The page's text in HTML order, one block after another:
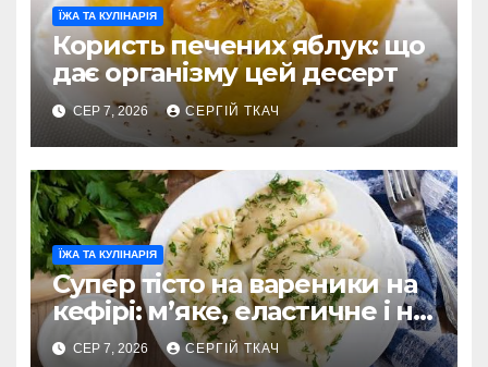
ЇЖА ТА КУЛІНАРІЯ
Користь печених яблук: що
дає організму цей десерт
СЕР 7, 2026 СЕРГІЙ ТКАЧ
ЇЖА ТА КУЛІНАРІЯ
Супер тісто на вареники на
кефірі: м’яке, еластичне і не
рветься
СЕР 7, 2026 СЕРГІЙ ТКАЧ